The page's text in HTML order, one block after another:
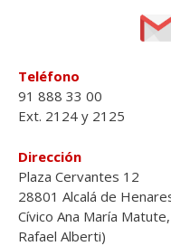
Teléfono
91 888 33 00
Ext. 2124 y 2125
Dirección
Plaza Cervantes 12
28801 Alcalá de
Cívico Ana María
Rafael Alberti)